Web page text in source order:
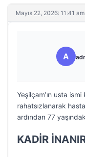
Mayıs 22, 2026: 11:41 am
A
Yeşilçam’ın usta ismi
rahatsızlanarak
ardından 77
KADİR